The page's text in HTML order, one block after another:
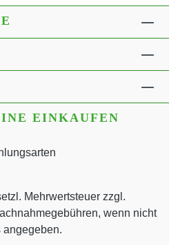
EINKAUFEN
Mehrwertsteuer zzgl.
wenn nicht
angegeben.